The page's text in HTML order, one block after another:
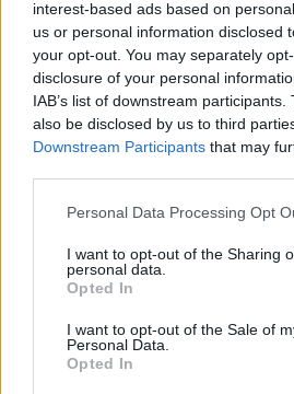
interest-based ads based on
us or personal information disclosed
your opt-out. You may separately
disclosure of your personal
IAB’s list of downstream
also be disclosed by us to third
Downstream Participants that may
Personal Data Processing Opt
I want to opt-out of the Sharing
personal data.
Opted In
I want to opt-out of the Sale of
Personal Data.
Opted In
NADADORES